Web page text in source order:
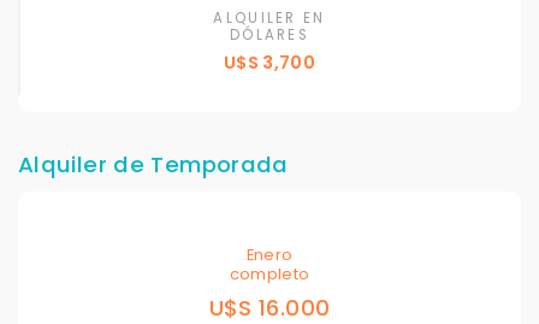
ALQUILER EN
DÓLARES
U$S 3,700
Alquiler de Temporada
Enero
completo
U$S 16.000